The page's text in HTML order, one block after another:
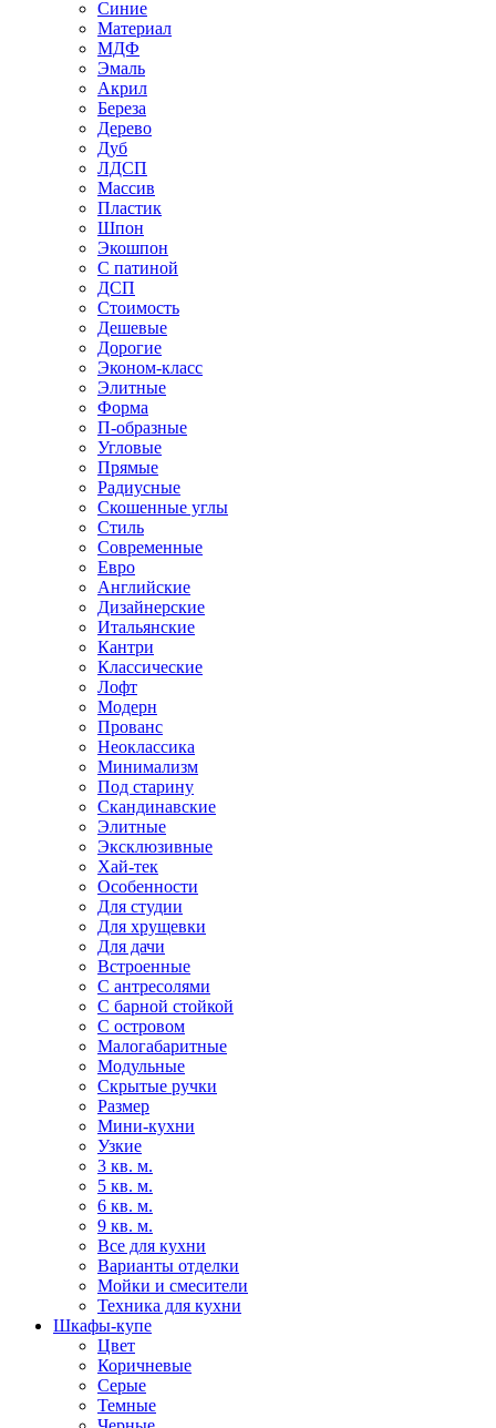
Синие
Материал
МДФ
Эмаль
Акрил
Береза
Дерево
Дуб
ЛДСП
Массив
Пластик
Шпон
Экошпон
С патиной
ДСП
Стоимость
Дешевые
Дорогие
Эконом-класс
Элитные
Форма
П-образные
Угловые
Прямые
Радиусные
Скошенные углы
Стиль
Современные
Евро
Английские
Дизайнерские
Итальянские
Кантри
Классические
Лофт
Модерн
Прованс
Неоклассика
Минимализм
Под старину
Скандинавские
Элитные
Эксклюзивные
Хай-тек
Особенности
Для студии
Для хрущевки
Для дачи
Встроенные
С антресолями
С барной стойкой
С островом
Малогабаритные
Модульные
Скрытые ручки
Размер
Мини-кухни
Узкие
3 кв. м.
5 кв. м.
6 кв. м.
9 кв. м.
Все для кухни
Варианты отделки
Мойки и смесители
Техника для кухни
Шкафы-купе
Цвет
Коричневые
Серые
Темные